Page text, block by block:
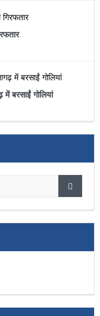
में बरसाईं गोलियां